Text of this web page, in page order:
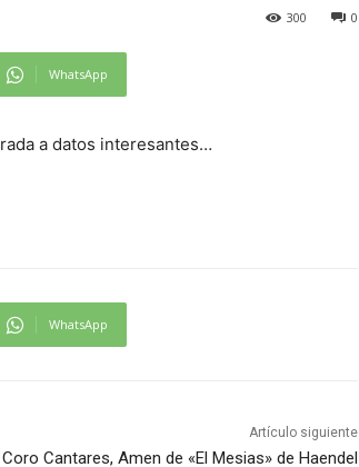
0
300
WhatsApp
a datos interesantes…
WhatsApp
Artículo siguiente
Coro Cantares, Amen de «El Mesias» de Haendel